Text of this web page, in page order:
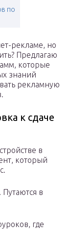
по
рекламе, но
Предлагаю
которые
знаний
рекламную
к сдаче
в
который
в
где